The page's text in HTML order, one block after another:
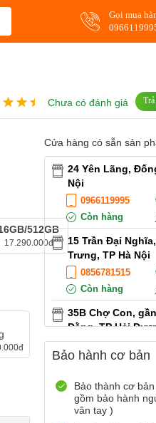
Gọi mua
Chưa có đánh giá
512GB
17.290.000đ
Cửa hàng có sẵn sản
24 Yên Lãng,
Nội
0966119995
Còn hàng
15 Trần Đại
Trưng, TP Hà Nội
0856781515
Còn hàng
35B Chợ Con,
Đằng, TP Hải
0899965566
Còn hàng
12 Điện Biên
Phòng
0916551212
Bảo hành cơ bản
Bảo thành cơ
gồm bảo hành
vân tay )